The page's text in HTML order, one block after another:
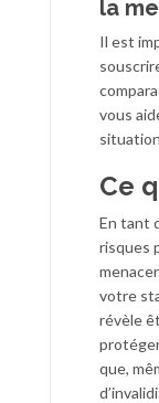
la
Il est
vous
Ce
En tant
risques
votre
révèle
que,